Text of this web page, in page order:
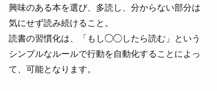
興味のある本を選び、多読し、分からない部分は
気にせず読み続けること。
読書の習慣化は、「もし◯◯したら読む」という
シンプルなルールで行動を自動化することによっ
て、可能となります。